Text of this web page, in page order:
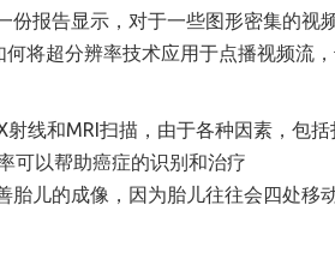
份报告显示，对于一些图形密集的视
将超分辨率技术应用于点播视频流
线和MRI扫描，由于各种因素，包括
可以帮助癌症的识别和治疗
胎儿的成像，因为胎儿往往会四处移